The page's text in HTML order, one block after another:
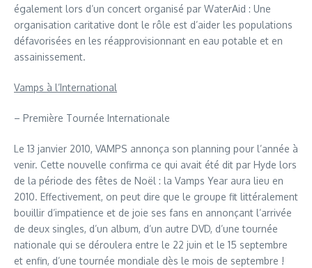
également lors d’un concert organisé par WaterAid : Une
organisation caritative dont le rôle est d’aider les populations
défavorisées en les réapprovisionnant en eau potable et en
assainissement.
Vamps à l’International
– Première Tournée Internationale
Le 13 janvier 2010, VAMPS annonça son planning pour l’année à
venir. Cette nouvelle confirma ce qui avait été dit par Hyde lors
de la période des fêtes de Noël : la Vamps Year aura lieu en
2010. Effectivement, on peut dire que le groupe fit littéralement
bouillir d’impatience et de joie ses fans en annonçant l’arrivée
de deux singles, d’un album, d’un autre DVD, d’une tournée
nationale qui se déroulera entre le 22 juin et le 15 septembre
et enfin, d’une tournée mondiale dès le mois de septembre !